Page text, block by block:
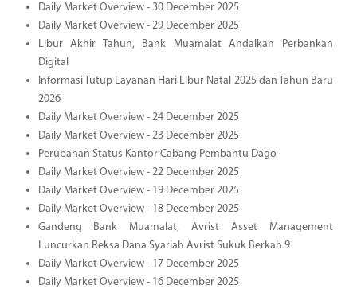
Daily Market Overview - 30 December 2025
Daily Market Overview - 29 December 2025
Libur Akhir Tahun, Bank Muamalat Andalkan Perbankan
Digital
Informasi Tutup Layanan Hari Libur Natal 2025 dan Tahun Baru
2026
Daily Market Overview - 24 December 2025
Daily Market Overview - 23 December 2025
Perubahan Status Kantor Cabang Pembantu Dago
Daily Market Overview - 22 December 2025
Daily Market Overview - 19 December 2025
Daily Market Overview - 18 December 2025
Gandeng Bank Muamalat, Avrist Asset Management
Luncurkan Reksa Dana Syariah Avrist Sukuk Berkah 9
Daily Market Overview - 17 December 2025
Daily Market Overview - 16 December 2025